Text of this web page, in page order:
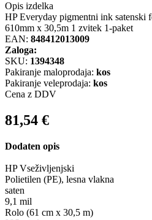
Opis izdelka
HP Everyday pigmentni ink satenski
610mm x 30,5m 1 zvitek 1-paket
EAN: 848412013009
Zaloga:
SKU: 1394348
Pakiranje maloprodaja: kos
Pakiranje veleprodaja: kos
Cena z DDV
81,54 €
Dodaten opis
HP Vseživljenjski
Polietilen (PE), lesna vlakna
saten
9,1 mil
Rolo (61 cm x 30,5 m)